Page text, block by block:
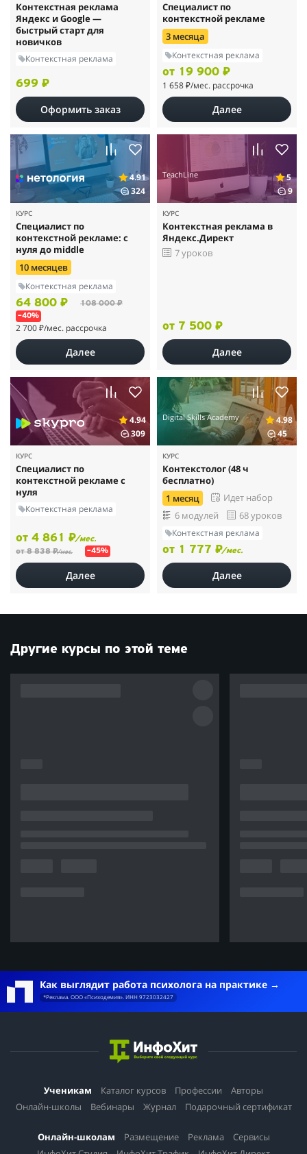
Контекстная реклама
Яндекс и Google —
быстрый старт для
новичков
Контекстная реклама
699 ₽
Оформить заказ
Специалист по
контекстной рекламе
3 месяца
Контекстная реклама
от 19 900 ₽
1 658 ₽/мес. рассрочка
Далее
4.91
324
КУРС
Специалист по
контекстной рекламе: с
нуля до middle
10 месяцев
Контекстная реклама
64 800 ₽ 108 000 ₽
–40%
2 700 ₽/мес. рассрочка
Далее
TeachLine
5
9
КУРС
Контекстная реклама в
Яндекс.Директ
7 уроков
от 7 500 ₽
Далее
4.94
309
КУРС
Специалист по
контекстной рекламе с
нуля
Контекстная реклама
от 4 861 ₽/мес.
от 8 838 ₽/мес. –45%
Далее
Digital Skills Academy
4.98
45
КУРС
Контекстолог (48 ч
бесплатно)
1 месяц
Идет набор
6 модулей
68 уроков
Контекстная реклама
от 1 777 ₽/мес.
Далее
Другие курсы по этой теме
Как выглядит работа психолога на практике
*Реклама. ООО «Психодемия». ИНН 9723032427
Ученикам Каталог курсов Профессии
Авторы
Онлайн-школы
Вебинары Журнал Подарочный сертификат
Онлайн-школам Размещение Реклама
Сервисы